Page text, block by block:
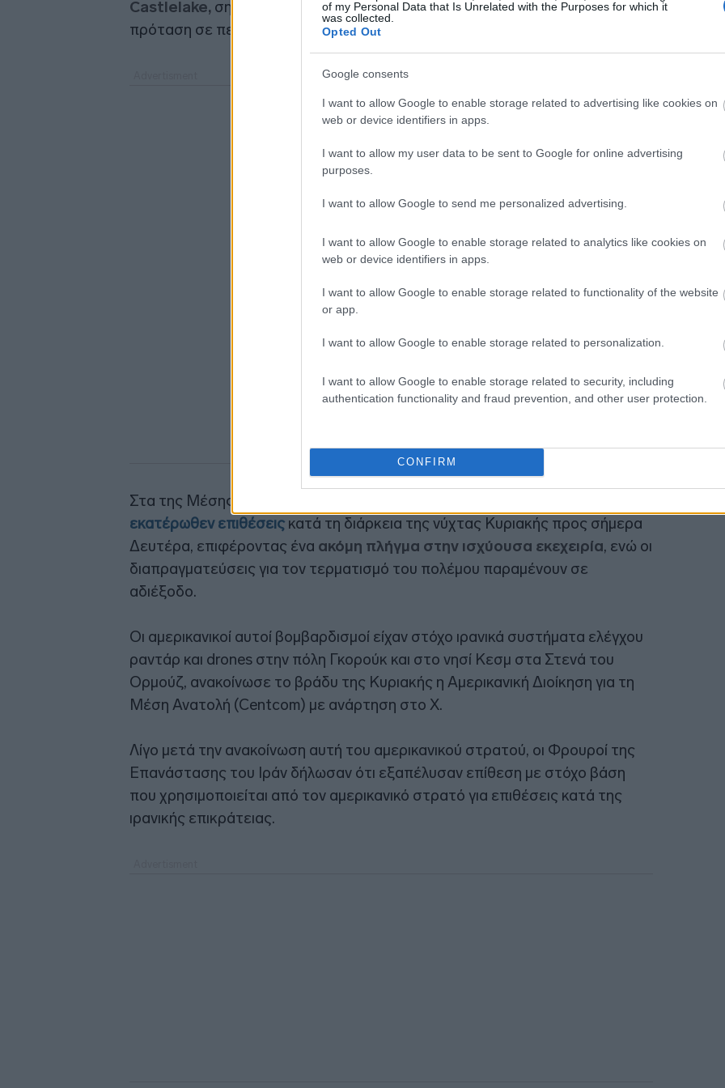
of my Personal Data that Is Unrelated with the Purposes for which it
was collected.
Opted Out
Google consents
I want to allow Google to enable storage related to advertising like cookies on
web or device identifiers in apps.
I want to allow my user data to be sent to Google for online advertising
purposes.
I want to allow Google to send me personalized advertising.
I want to allow Google to enable storage related to analytics like cookies on
web or device identifiers in apps.
I want to allow Google to enable storage related to functionality of the website
or app.
I want to allow Google to enable storage related to personalization.
I want to allow Google to enable storage related to security, including
authentication functionality and fraud prevention, and other user protection.
CONFIRM
Castlelake, σημειώνοντας ωστόσο πως «θα εξετάσει οποιαδήποτε
πρόταση σε περίπτωση που υποβληθεί».
Στα της Μέσης Ανατολής, ΗΠΑ και Ιράν ανακοίνωσαν ότι
εκατέρωθεν επιθέσεις κατά τη διάρκεια της νύχτας Κυριακής προς σήμερα
Δευτέρα, επιφέροντας ένα ακόμη πλήγμα στην ισχύουσα εκεχειρία, ενώ οι
διαπραγματεύσεις για τον τερματισμό του πολέμου παραμένουν σε
αδιέξοδο.
Οι αμερικανικοί αυτοί βομβαρδισμοί είχαν στόχο ιρανικά συστήματα ελέγχου
ραντάρ και drones στην πόλη Γκορούκ και στο νησί Κεσμ στα Στενά του
Ορμούζ, ανακοίνωσε το βράδυ της Κυριακής η Αμερικανική Διοίκηση για τη
Μέση Ανατολή (Centcom) με ανάρτηση στο X.
Λίγο μετά την ανακοίνωση αυτή του αμερικανικού στρατού, οι Φρουροί της
Επανάστασης του Ιράν δήλωσαν ότι εξαπέλυσαν επίθεση με στόχο βάση
που χρησιμοποιείται από τον αμερικανικό στρατό για επιθέσεις κατά της
ιρανικής επικράτειας.